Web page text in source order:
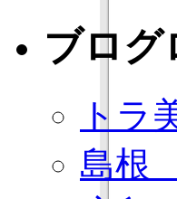
ブログ
トラ
島根